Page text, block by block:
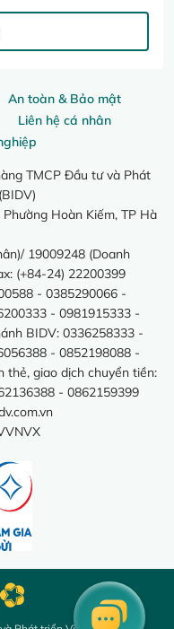
An toàn & Bảo mật
Liên hệ cá nhân
TMCP Đầu tư và Phát
Hoàn Kiếm, TP Hà
19009248 (Doanh
(+84-24) 22200399
- 0385290066 -
- 0981915333 -
BIDV: 0336258333 -
- 0852198088 -
thẻ, giao dịch chuyển tiền:
- 0862159399